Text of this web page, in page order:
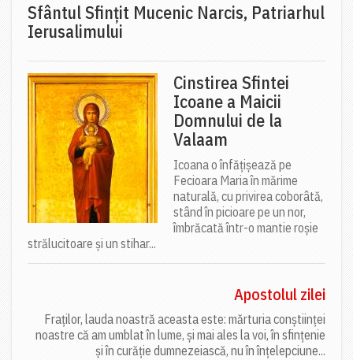
Sfântul Sfinţit Mucenic Narcis, Patriarhul
Ierusalimului
Cinstirea Sfintei
Icoane a Maicii
Domnului de la
Valaam
Icoana o înfățișează pe
Fecioara Maria în mărime
naturală, cu privirea coborâtă,
stând în picioare pe un nor,
îmbrăcată într-o mantie roșie
strălucitoare și un stihar...
Apostolul zilei
Fraților, lauda noastră aceasta este: mărturia conștiinței
noastre că am umblat în lume, și mai ales la voi, în sfințenie
și în curăție dumnezeiască, nu în înțelepciune...